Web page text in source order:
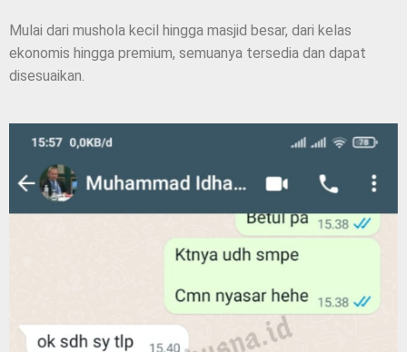
Mulai dari mushola kecil hingga masjid besar, dari kelas
ekonomis hingga premium, semuanya tersedia dan dapat
disesuaikan.